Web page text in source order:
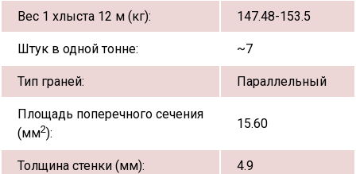
Вес 1 хлыста 12 м (кг): 147.48-153.5
Штук в одной тонне: ~7
Тип граней: Параллельный
Площадь поперечного сечения
(мм2):
15.60
Толщина стенки (мм): 4.9